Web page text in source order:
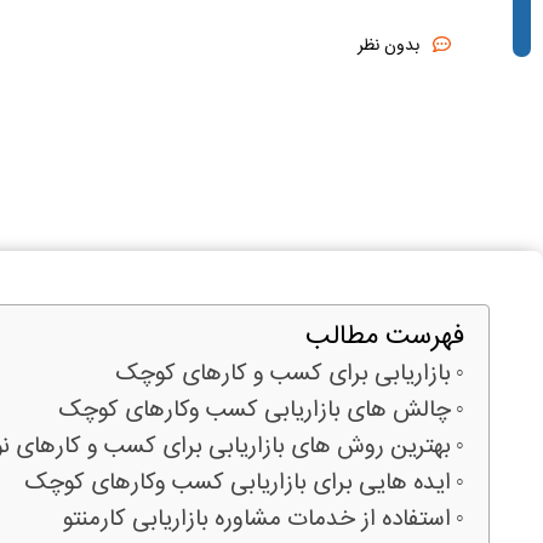
بدون نظر
فهرست مطالب
بازاریابی برای کسب و کارهای کوچک
چالش های بازاریابی کسب وکارهای کوچک
بهترین روش های بازاریابی برای کسب ‌و کارهای
ایده هایی برای بازاریابی کسب وکارهای کوچک
استفاده از خدمات مشاوره بازاریابی کارمنتو